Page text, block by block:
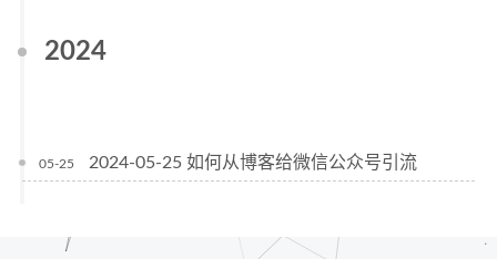
2024
05-25 2024-05-25 如何从博客给微信公众号引流